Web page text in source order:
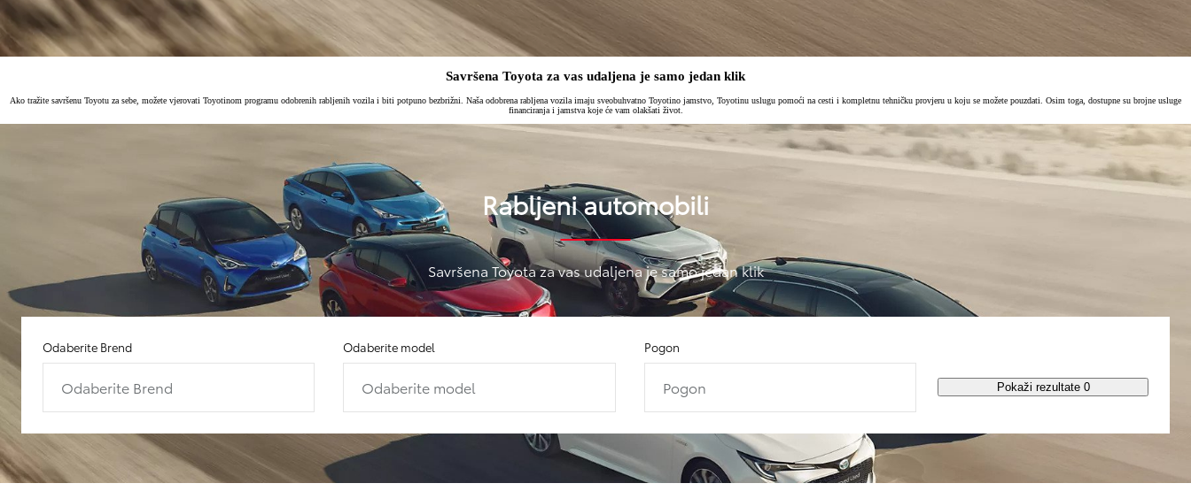
Savršena Toyota za vas udaljena je samo jedan klik
Ako tražite savršenu Toyotu za sebe, možete vjerovati Toyotinom programu odobrenih rabljenih vozila i biti potpuno bezbrižni. Naša odobrena rabljena vozila imaju sveobuhvatno Toyotino jamstvo, Toyotinu uslugu pomoći na cesti i kompletnu tehničku provjeru u koju se možete pouzdati. Osim toga, dostupne su brojne usluge
financiranja i jamstva koje će vam olakšati život.
Rabljeni automobili
Savršena Toyota za vas udaljena je samo jedan klik
Odaberite Brend
Odaberite Brend
Odaberite model
Odaberite model
Pogon
Pogon Pokaži rezultate 0